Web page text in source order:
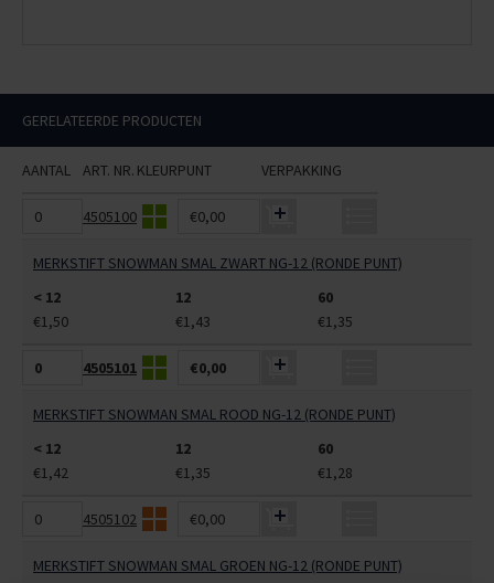
GERELATEERDE PRODUCTEN
AANTAL ART. NR. KLEURPUNT VERPAKKING
4505100 €0,00
MERKSTIFT SNOWMAN SMAL ZWART NG-12 (RONDE PUNT)
< 12
12
60
€1,50
€1,43 €1,35
4505101 €0,00
MERKSTIFT SNOWMAN SMAL ROOD NG-12 (RONDE PUNT)
< 12
12
60
€1,42
€1,35 €1,28
4505102 €0,00
MERKSTIFT SNOWMAN SMAL GROEN NG-12 (RONDE PUNT)